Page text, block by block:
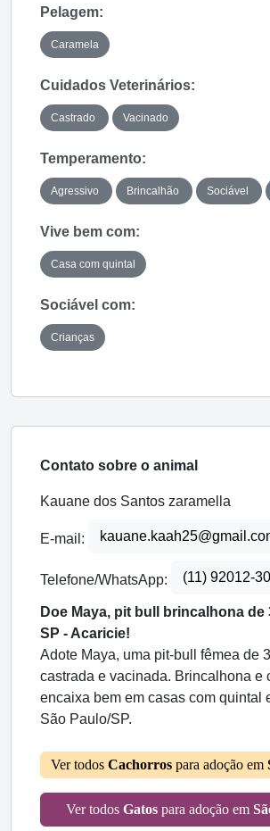
Pelagem:
Caramela
Cuidados Veterinários:
Castrado Vacinado
Temperamento:
Agressivo Brincalhão Sociável
Vive bem com:
Casa com quintal
Sociável com:
Crianças
Contato sobre o animal
Kauane dos Santos zaramella
E-mail:
Telefone/WhatsApp: (11) 92012-
Doe Maya, pit bull brincalhona de
SP - Acaricie!
Adote Maya, uma pit-bull fêmea de
castrada e vacinada. Brincalhona e
encaixa bem em casas com quintal
São Paulo/SP.
Ver todos Cachorros para adoção em
Ver todos Gatospara adoção em